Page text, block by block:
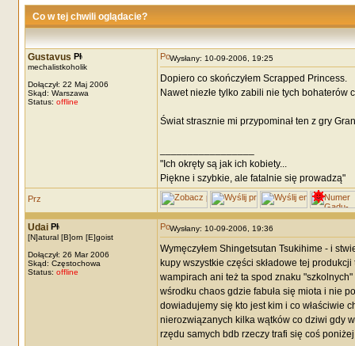
Co w tej chwili oglądacie?
Gustavus
mechalistkoholik
Dołączył: 22 Maj 2006
Skąd: Warszawa
Status: offline
Wysłany: 10-09-2006, 19:25
Dopiero co skończyłem Scrapped Princess.
Nawet niezłe tylko zabili nie tych bohaterów
Świat strasznie mi przypominał ten z gry
"Ich okręty są jak ich kobiety...
Piękne i szybkie, ale fatalnie się prowadzą"
Udai
[N]atural [B]orn [E]goist
Dołączył: 26 Mar 2006
Skąd: Częstochowa
Status: offline
Wysłany: 10-09-2006, 19:36
Wymęczyłem Shingetsutan Tsukihime - i
kupy wszystkie części składowe tej
wampirach ani też ta spod znaku
wśrodku chaos gdzie fabuła się miota i nie
dowiadujemy się kto jest kim i co właściwie
nierozwiązanych kilka wątków co dziwi gdy
rzędu samych bdb rzeczy trafi się coś